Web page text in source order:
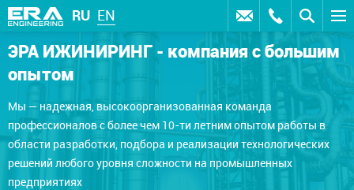
RU EN
ЭРА ИЖИНИРИНГ - компания с большим
опытом
Мы — надежная, высокоорганизованная команда
профессионалов с более чем 10-ти летним опытом работы в
области разработки, подбора и реализации технологических
решений любого уровня сложности на промышленных
предприятиях